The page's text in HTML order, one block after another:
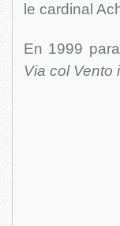
le cardinal
En 1999
Via col Vento